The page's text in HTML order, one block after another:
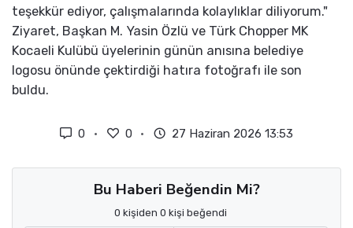
teşekkür ediyor, çalışmalarında kolaylıklar diliyorum."
Ziyaret, Başkan M. Yasin Özlü ve Türk Chopper MK
Kocaeli Kulübü üyelerinin günün anısına belediye
logosu önünde çektirdiği hatıra fotoğrafı ile son
buldu.
0 0 27 Haziran 2026 13:53
Bu Haberi Beğendin Mi?
0 kişiden 0 kişi beğendi